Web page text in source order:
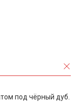
под чёрный дуб.